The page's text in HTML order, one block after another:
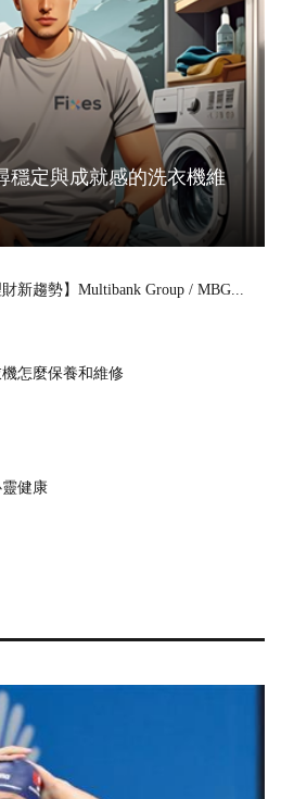
穩定與成就感的洗衣機維
財新趨勢】Multibank Group / MBG...
怎麼保養和維修
健康